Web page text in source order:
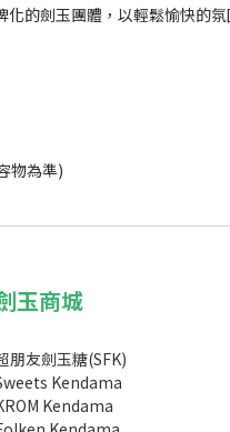
的劍玉團體，以輕鬆愉快的
物為準)
玉商城
朋友劍玉糖(SFK)
Kendama
Kendama